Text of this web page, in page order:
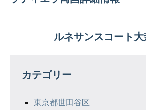
稿
ー
ルネサンスコート
カテゴリー
東京都世田谷区